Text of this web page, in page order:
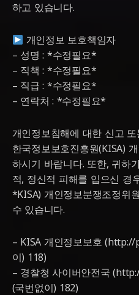
하고 있습니다.
개인정보 보호책임자
– 성명 : *수정필요*
– 직책 : *수정필요*
– 직급 : *수정필요*
– 연락처 : *수정필요*
개인정보침해에 대한 신고
한국정보보호진흥원(KISA)
하시기 바랍니다. 또한, 귀하
적, 정신적 피해를 입으신 경
*KISA) 개인정보분쟁조정위
수 있습니다.
– KISA 개인정보보호
이) 118)
– 경찰청 사이버안전국
(국번없이) 182)